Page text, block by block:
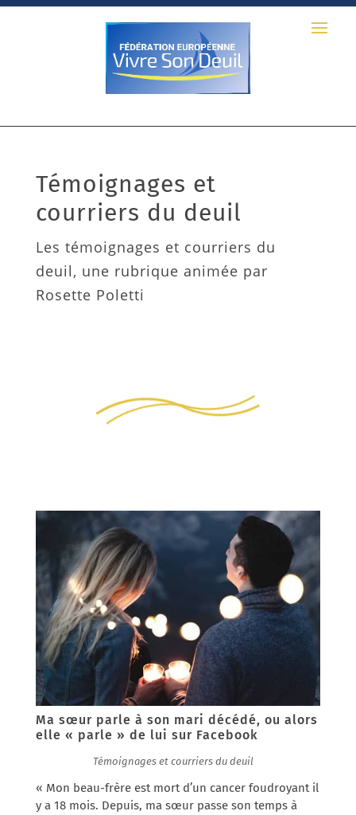
Témoignages et
courriers du deuil
Les témoignages et courriers du
deuil, une rubrique animée par
Rosette Poletti
Ma sœur parle à son mari décédé, ou alors
elle « parle » de lui sur Facebook
Témoignages et courriers du deuil
« Mon beau-frère est mort d’un cancer foudroyant il
y a 18 mois. Depuis, ma sœur passe son temps à